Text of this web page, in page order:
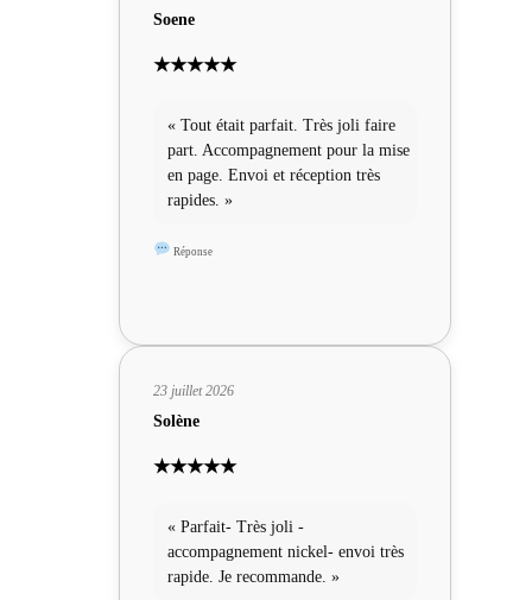
Soene
★★★★★
« Tout était parfait. Très joli faire
part. Accompagnement pour la mise
en page. Envoi et réception très
rapides. »
Réponse
23 juillet 2026
Solène
★★★★★
« Parfait- Très joli -
accompagnement nickel- envoi très
rapide. Je recommande. »